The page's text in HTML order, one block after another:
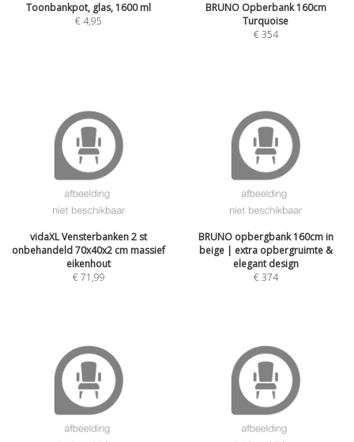
Toonbankpot, glas, 1600 ml
€4,95
BRUNO Opberbank 160cm
Turquoise
€354
vidaXL Vensterbanken 2 st
onbehandeld 70x40x2 cm massief
eikenhout
€71,99
BRUNO opbergbank 160cm in
beige | extra opbergruimte &
elegant design
€374